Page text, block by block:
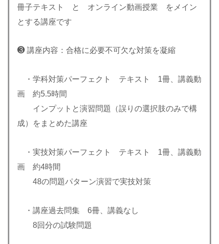
冊子テキスト と オンライン動画授業 をメイン
とする講座です
❸ 講座内容：合格に必要不可欠な対策を凝縮
・学科対策パーフェクト テキスト 1冊、講義動
画 約5.5時間
インプットと演習問題（誤りの選択肢のみで構
成）をまとめた講座
・実技対策パーフェクト テキスト 1冊、講義動
画 約4時間
48の問題パターン演習で実技対策
・講座過去問集 6冊、講義なし
8回分の試験問題